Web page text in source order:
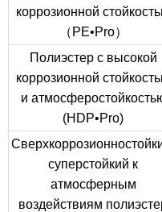
коррозионной
（PE•Pro）
Полиэстер с высокой
коррозионной
и
(HDP•Pro)
суперстойкий к
атмосферным
воздействиям